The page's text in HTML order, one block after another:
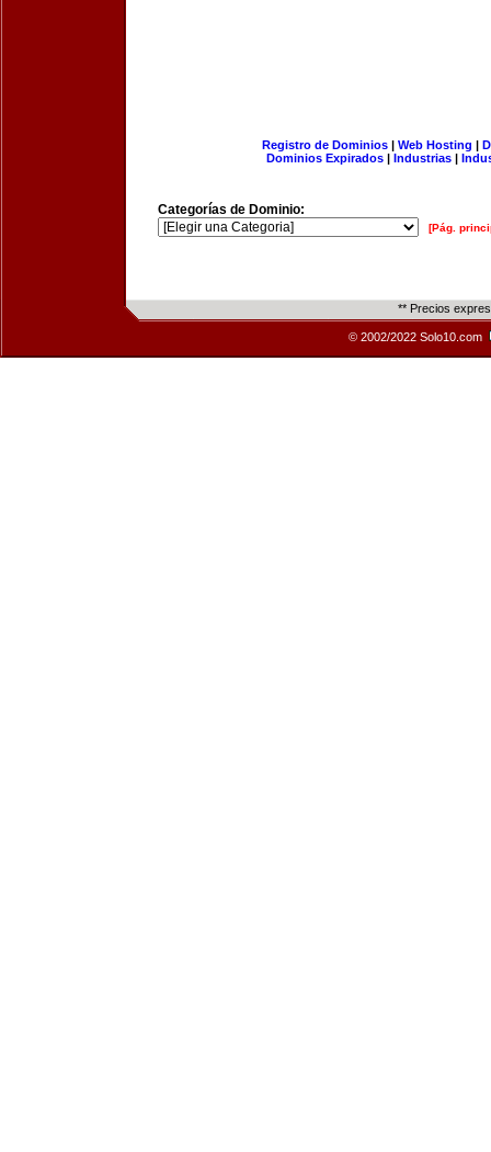
Registro de Dominios| Web Hosting |
Dominios Expirados | Industrias |
Categorías de Dominio:
[Pág.
** Precios
© 2002/2022 Solo10.com